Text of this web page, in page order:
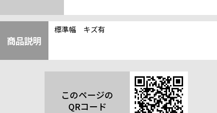
商品説明
標準幅 キズ有
このページの
QRコード